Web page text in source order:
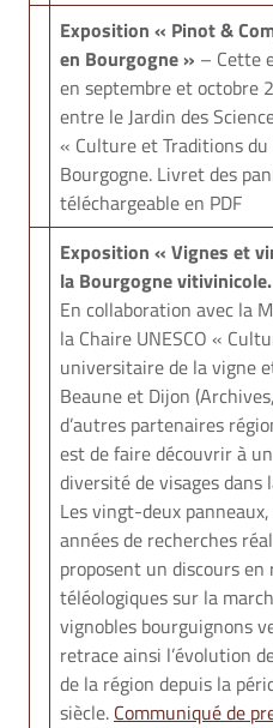
Exposition « Pinot &
en Bourgogne » – Cette
en septembre et octobre
entre le Jardin des
« Culture et Traditions du
Bourgogne. Livret des
téléchargeable en PDF
Exposition « Vignes et
la Bourgogne
En collaboration avec la
la Chaire UNESCO «
universitaire de la vigne
Beaune et Dijon
d’autres partenaires
est de faire découvrir à
diversité de visages
Les vingt-deux
années de recherches
proposent un discours
téléologiques sur la
vignobles bourguignons
retrace ainsi l’évolution
de la région depuis la
siècle. Communiqué de